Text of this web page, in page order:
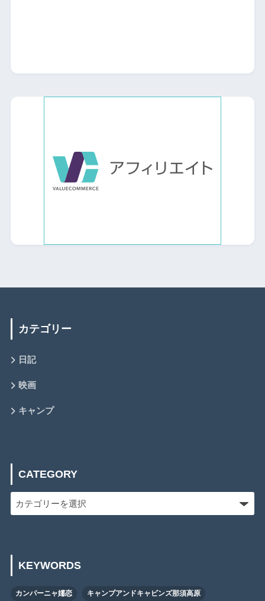
カテゴリー
日記
映画
キャンプ
CATEGORY
KEYWORDS
カンパーニャ嬬恋 キャンプアンドキャビンズ那須高原